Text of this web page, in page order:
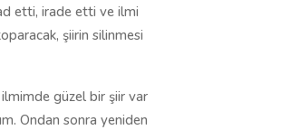
etti, irade etti ve ilmi
şiirin silinmesi
güzel bir şiir var
Ondan sonra yeniden